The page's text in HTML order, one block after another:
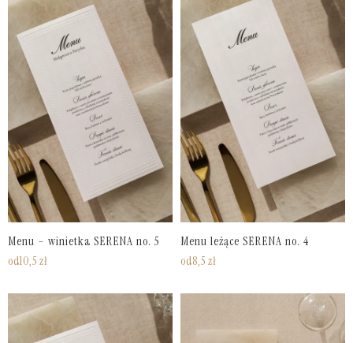
Menu – winietka SERENA no. 5
od10,5 zł
Menu leżące SERENA no. 4
od8,5 zł